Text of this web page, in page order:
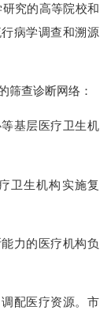
究的高等院校和
病学调查和溯源
筛查诊断网络：
基层医疗卫生机
生机构实施复
力的医疗机构负
配医疗资源。市